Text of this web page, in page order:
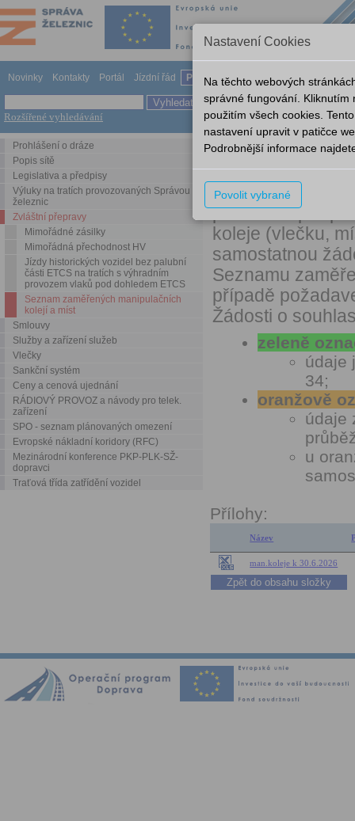
Novinky Kontakty Portál Jízdní řád Provozování dráhy Odkazy
Rozšířené vyhledávání
Prohlášení o dráze
Popis sítě
Legislativa a předpisy
Výluky na tratích provozovaných Správou
železnic
Zvláštní přepravy
Mimořádné zásilky
Mimořádná přechodnost HV
Jízdy historických vozidel bez palubní
části ETCS na tratích s výhradním
provozem vlaků pod dohledem ETCS
Seznam zaměřených manipulačních
kolejí a míst
Smlouvy
Služby a zařízení služeb
Vlečky
Sankční systém
Ceny a cenová ujednání
RÁDIOVÝ PROVOZ a návody pro telek.
zařízení
SPO - seznam plánovaných omezení
Evropské nákladní koridory (RFC)
Mezinárodní konference PKP-PLK-SŽ-
dopravci
Traťová třída zatřídění vozidel
Seznam
Samostatnou
podmínek pro
koleje (vlečku,
samostatnou
Seznamu
případě
Žádosti o
zeleně
údaje
34;
oranžově
údaje
u
Přílohy:
Název
man.koleje k 30.6.2026
Nastavení Cookies
Na těchto webových
správné fungování. Kliknutím
použitím všech cookies.
nastavení upravit v patičce
Podrobnější informace
Povolit vybrané